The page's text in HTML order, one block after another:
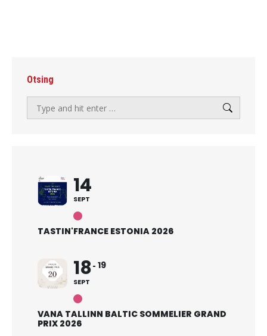
Otsing
Search:
14
SEPT
TASTIN'FRANCE ESTONIA 2026
18
SEPT
19
VANA TALLINN BALTIC SOMMELIER GRAND
PRIX 2026